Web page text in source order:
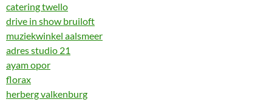
catering twello
drive in show bruiloft
muziekwinkel aalsmeer
adres studio 21
ayam opor
florax
herberg valkenburg